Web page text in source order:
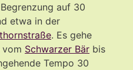
auf 30
etwa in der
. Es gehe
vom Schwarzer Bär bis
Tempo 30